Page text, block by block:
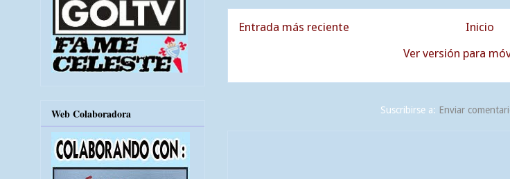
Entrada más reciente
Inicio
Ver versión para
Suscribirse a: Enviar
Web Colaboradora